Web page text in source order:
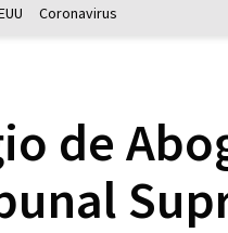
Coronavirus
de